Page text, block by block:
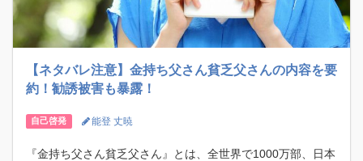
【ネタバレ注意】金持ち父さん貧乏父さんの内容を要
約！勧誘被害も暴露！
自己啓発 能登 丈暁
『金持ち父さん貧乏父さん』とは、全世界で1000万部、日本